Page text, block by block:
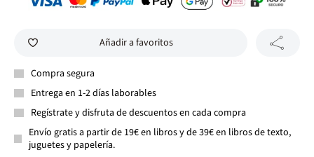
Añadir a favoritos
Compra segura
Entrega en 1-2 días laborables
Regístrate y disfruta de descuentos en cada compra
Envío gratis a partir de 19€ en libros y de 39€ en libros de texto,
juguetes y papelería.